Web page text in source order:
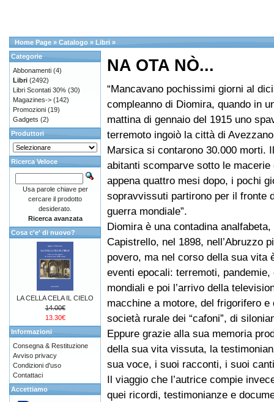
Home Page » Catalogo » Libri »
NA OTA NÒ...
“Mancavano pochissimi giorni al
compleanno di Diomira, quando in
mattina di gennaio del 1915 uno
terremoto ingoiò la città di
Marsica si contarono 30.000 morti.
abitanti scomparve sotto le
appena quattro mesi dopo, i pochi
sopravvissuti partirono per il fronte
guerra mondiale”.
Diomira è una contadina analfabeta,
Capistrello, nel 1898, nell’Abruzzo
povero, ma nel corso della sua vita
eventi epocali: terremoti, pandemie,
mondiali e poi l’arrivo della
macchine a motore, del frigorifero
società rurale dei “cafoni”, di
Eppure grazie alla sua memoria
della sua vita vissuta, la
sua voce, i suoi racconti, i suoi
Il viaggio che l’autrice compie
quei ricordi, testimonianze e
Categorie
Abbonamenti (4)
Libri (2492)
Libri Scontati 30% (30)
Magazines-> (142)
Promozioni (19)
Gadgets (2)
Produttori
Ricerca Veloce
Usa parole chiave per
cercare il prodotto
desiderato.
Ricerca avanzata
Cosa c'e' di nuovo?
LA CELLA CELA IL CIELO
14.00€
13.30€
Informazioni
Consegna & Restituzione
Avviso privacy
Condizioni d'uso
Contattaci
Accettiamo